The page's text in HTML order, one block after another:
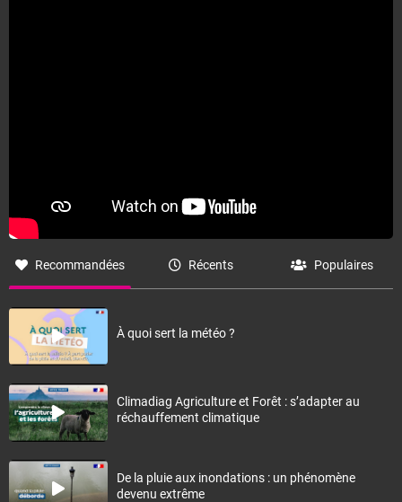
Recommandées Récents Populaires
À quoi sert la météo ?
Climadiag Agriculture et Forêt : s’adapter au
réchauffement climatique
De la pluie aux inondations : un phénomène
devenu extrême